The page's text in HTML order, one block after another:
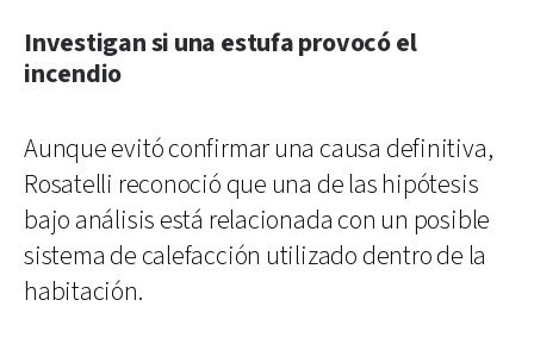
Investigan si una estufa provocó el
incendio
Aunque evitó confirmar una causa definitiva,
Rosatelli reconoció que una de las hipótesis
bajo análisis está relacionada con un posible
sistema de calefacción utilizado dentro de la
habitación.